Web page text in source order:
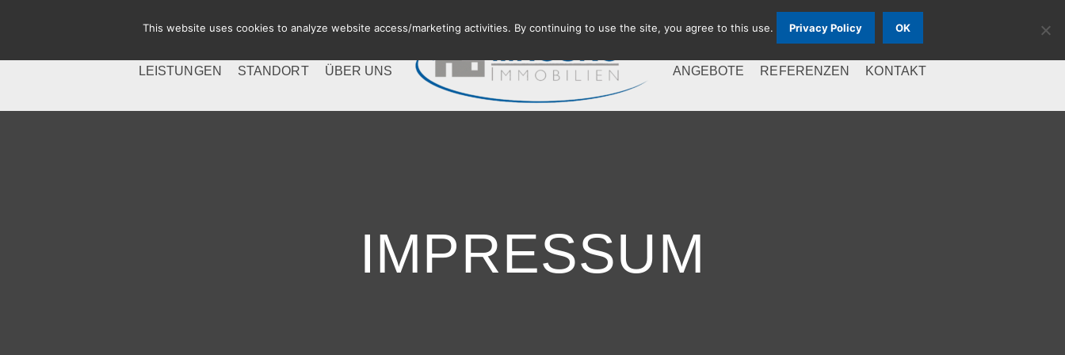
LEISTUNGEN STANDORT ÜBER UNS ANGEBOTE REFERENZEN KONTAKT
IMPRESSUM
This website uses cookies to analyze website access/marketing activities. By continuing to use the site, you agree to this use. Privacy Policy OK